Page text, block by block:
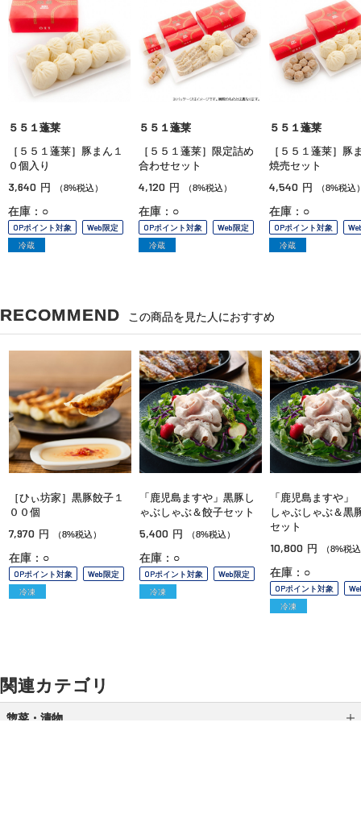
５５１蓬莱
［５５１蓬莱］豚まん１
０個入り
3,640 円 （8%税込）
在庫：○
OPポイント対象
Web限定
冷蔵
５５１蓬莱
［５５１蓬莱］限定詰め
合わせセット
4,120 円 （8%税込）
在庫：○
OPポイント対象
Web限定
冷蔵
５５１蓬莱
［５５１蓬莱］豚
焼売セット
4,540 円 （8%税込
在庫：○
OPポイント対象
冷蔵
RECOMMEND この商品を見た人におすすめ
［ひぃ坊家］黒豚餃子１
００個
7,970 円 （8%税込）
在庫：○
OPポイント対象
Web限定
冷凍
「鹿児島ますや」黒豚し
ゃぶしゃぶ＆餃子セット
5,400 円 （8%税込）
在庫：○
OPポイント対象
Web限定
冷凍
「鹿児島ますや
しゃぶしゃぶ＆黒
セット
10,800 円 （8%税
在庫：○
OPポイント対象
冷凍
関連カテゴリ
惣菜・漬物